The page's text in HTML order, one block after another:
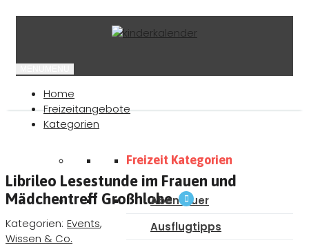
Home
Freizeitangebote
Kategorien
Freizeit Kategorien
Abenteuer
Ausflugtipps
Librileo Lesestunde im Frauen und
Mädchentreff Großhlohe
Kategorien Events,
Wissen & Co.